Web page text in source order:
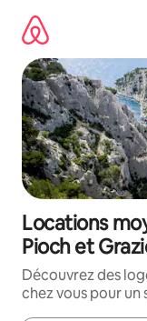
directement
contenu
Locations
Pioch et
Découvrez des
chez vous pour un